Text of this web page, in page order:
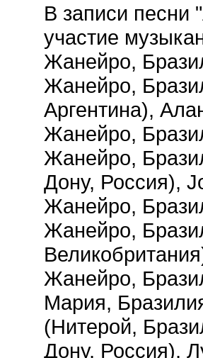
В записи песни
участие
Жанейро,
Жанейро,
Аргентина),
Жанейро,
Жанейро,
Дону, Россия),
Жанейро,
Жанейро,
Жанейро,
Мария,
(Нитерой,
Дону, Россия),